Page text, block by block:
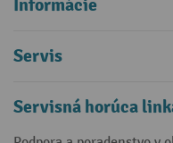
Informácie
Servis
Servisná horúca